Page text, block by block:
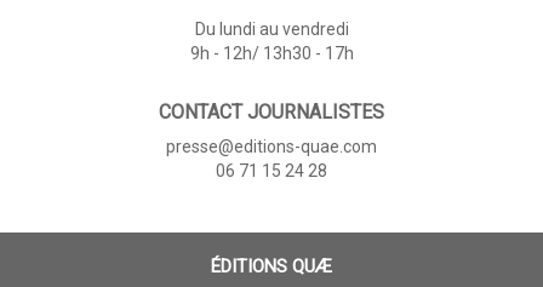
Du lundi au vendredi
9h - 12h/ 13h30 - 17h
CONTACT JOURNALISTES
presse@editions-quae.com
06 71 15 24 28
ÉDITIONS QUÆ